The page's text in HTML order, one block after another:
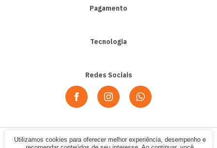
Pagamento
Tecnologia
Redes Sociais
© 2020 - Alpha Sport. CNPJ: 07.354.702/0001-12. Todos os direitos
Utilizamos cookies para oferecer melhor experiência, desempenho e